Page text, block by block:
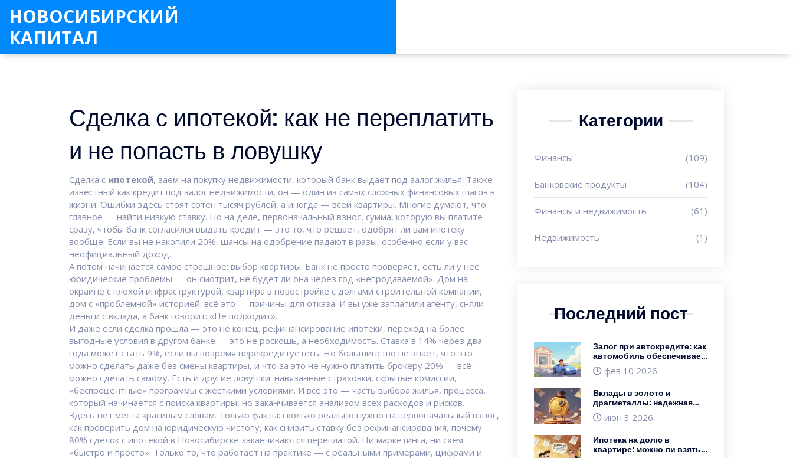
НОВОСИБИРСКИЙ
КАПИТАЛ
Сделка с ипотекой: как не переплатить
и не попасть в ловушку
Сделка с ипотекой, заем на покупку недвижимости, который банк выдает под залог жилья. Также
известный как кредит под залог недвижимости, он — один из самых сложных финансовых шагов в
жизни. Ошибки здесь стоят сотен тысяч рублей, а иногда — всей квартиры. Многие думают, что
главное — найти низкую ставку. Но на деле, первоначальный взнос, сумма, которую вы платите
сразу, чтобы банк согласился выдать кредит — это то, что решает, одобрят ли вам ипотеку
вообще. Если вы не накопили 20%, шансы на одобрение падают в разы, особенно если у вас
неофициальный доход.
А потом начинается самое страшное: выбор квартиры. Банк не просто проверяет, есть ли у неё
юридические проблемы — он смотрит, не будет ли она через год «непродаваемой». Дом на
окраине с плохой инфраструктурой, квартира в новостройке с долгами строительной компании,
дом с «проблемной» историей: всё это — причины для отказа. И вы уже заплатили агенту, сняли
деньги с вклада, а банк говорит: «Не подходит».
И даже если сделка прошла — это не конец. рефинансирование ипотеки, переход на более
выгодные условия в другом банке — это не роскошь, а необходимость. Ставка в 14% через два
года может стать 9%, если вы вовремя перекредитуетесь. Но большинство не знает, что это
можно сделать даже без смены квартиры, и что за это не нужно платить брокеру 20% — всё
можно сделать самому. Есть и другие ловушки: навязанные страховки, скрытые комиссии,
«беспроцентные» программы с жёсткими условиями. И всё это — часть выбора жилья, процесса,
который начинается с поиска квартиры, но заканчивается анализом всех расходов и рисков.
Здесь нет места красивым словам. Только факты: сколько реально нужно на первоначальный взнос,
как проверить дом на юридическую чистоту, как снизить ставку без рефинансирования, почему
80% сделок с ипотекой в Новосибирске заканчиваются переплатой. Ни маркетинга, ни схем
«быстро и просто». Только то, что работает на практике — с реальными примерами, цифрами и
Категории
Финансы (109)
Банковские продукты (104)
Финансы и недвижимость (61)
Недвижимость (1)
Последний пост
Залог при автокредите: как
автомобиль обеспечивает
кредит и можно ли его
продать
фев 10 2026
Вклады в золото и
драгметаллы: надежная
альтернатива банковским
депозитам в 2026 году
июн 3 2026
Ипотека на долю в
квартире: можно ли взять